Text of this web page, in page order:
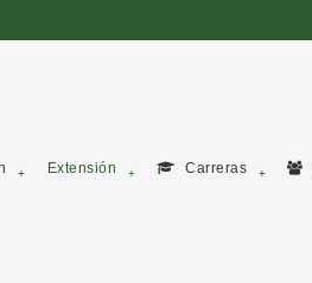
Extensión Carreras